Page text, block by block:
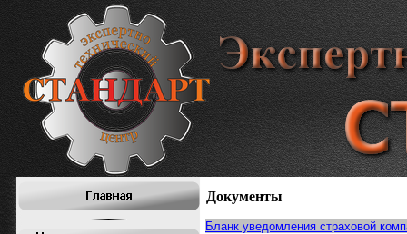
Документы
Бланк уведомления страховой